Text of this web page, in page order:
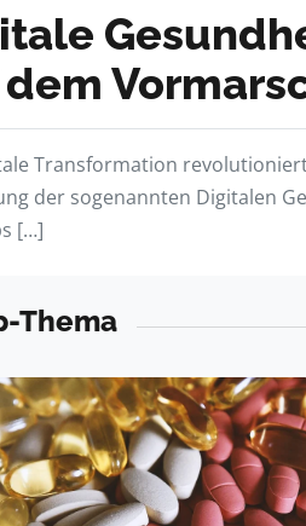
Transformation
der sogenannten Digitalen
[…]
Thema